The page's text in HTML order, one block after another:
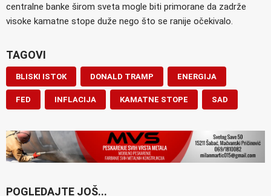
centralne banke širom sveta mogle biti primorane da zadrže
visoke kamatne stope duže nego što se ranije očekivalo.
TAGOVI
BLISKI ISTOK DONALD TRAMP ENERGIJA
FED INFLACIJA KAMATNE STOPE SAD
POGLEDAJTE JOŠ...